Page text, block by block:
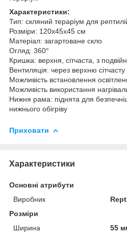
Характеристики:
Тип: скляний тераріум для
Розміри: 120x45x45 см
Матеріал: загартоване скло
Огляд: 360°
Кришка: верхня, сітчаста, з
Вентиляція: через верхню
Можливість встановлення
Можливість використання
Нижня рама: піднята для
нижнього обігріву
Приховати
Характеристики
Основні атрибути
Виробник
Розміри
Ширина
55